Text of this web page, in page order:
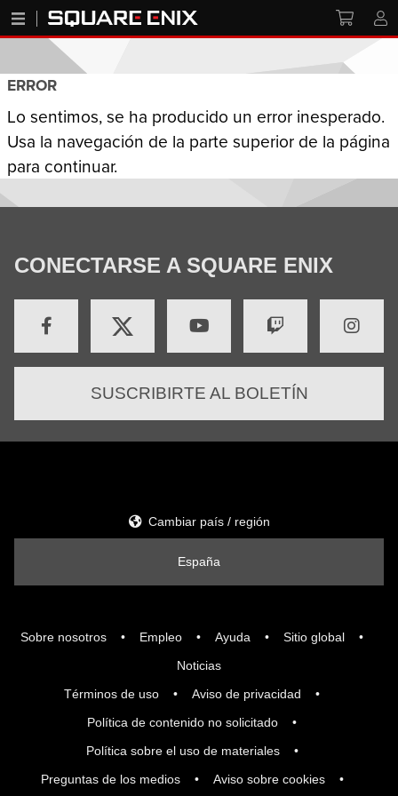
ERROR
Lo sentimos, se ha producido un error inesperado.
Usa la navegación de la parte superior de la página
para continuar.
CONECTARSE A SQUARE ENIX
SUSCRIBIRTE AL BOLETÍN
Sobre nosotros Empleo Ayuda
Sitio global
Noticias
Términos de uso
Aviso de privacidad
Política de contenido no solicitado
Política sobre el uso de materiales
Preguntas de los medios
Aviso sobre cookies
Cambiar país / región
España